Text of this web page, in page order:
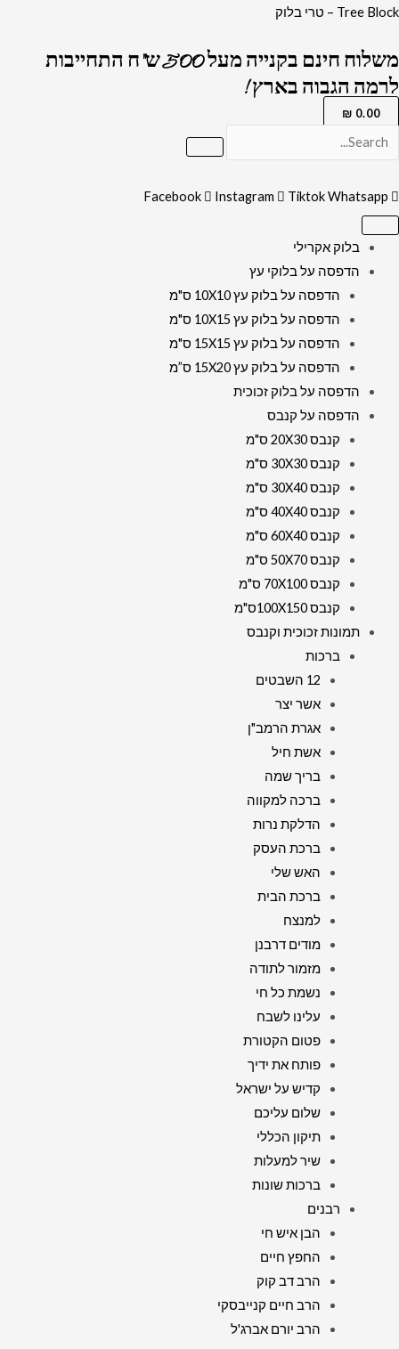
דילוג
Tree Block – טרי בלוק
משלוח חינם בקנייה מעל 500 ש"ח התחייבות
לרמה הגבוה בארץ !
0.00
₪
Facebook Instagram TiktokWhatsapp
בלוק אקרילי
הדפסה על בלוקי עץ
הדפסה על בלוק עץ 10X10 ס"מ
הדפסה על בלוק עץ 10X15 ס"מ
הדפסה על בלוק עץ 15X15 ס"מ
הדפסה על בלוק עץ 15X20 ס”מ
הדפסה על בלוק זכוכית
הדפסה על קנבס
קנבס 20X30 ס"מ
קנבס 30X30 ס"מ
קנבס 30X40 ס"מ
קנבס 40X40 ס"מ
קנבס 60X40 ס"מ
קנבס 50X70 ס"מ
קנבס 70X100 ס"מ
קנבס 100X150ס"מ
תמונות זכוכית וקנבס
ברכות
12 השבטים
אשר יצר
אגרת הרמב"ן
אשת חיל
בריך שמה
ברכה למקווה
הדלקת נרות
ברכת העסק
האש שלי
ברכת הבית
למנצח
מודים דרבנן
מזמור לתודה
נשמת כל חי
עלינו לשבח
פטום הקטורת
פותח את ידיך
קדיש על ישראל
שלום עליכם
תיקון הכללי
שיר למעלות
ברכות שונות
רבנים
הבן איש חי
החפץ חיים
הרב דב קוק
הרב חיים קנייבסקי
הרב יורם אברג'ל
כמות
1571
-
תמונה
יוסף
בחדר
ולומד
תורה
להדפסה
קנבס
או
זכוכית